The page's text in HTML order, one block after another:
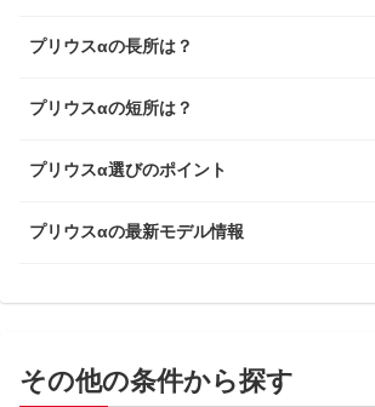
プリウスαの長所は？
プリウスαの短所は？
プリウスα選びのポイント
プリウスαの最新モデル情報
その他の条件から探す